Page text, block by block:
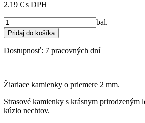
2.19 € s DPH
bal.
Dostupnosť: 7 pracovných dní
Žiariace kamienky o priemere 2 mm.
Strasové kamienky s krásnym prirodzeným
kúzlo nechtov.